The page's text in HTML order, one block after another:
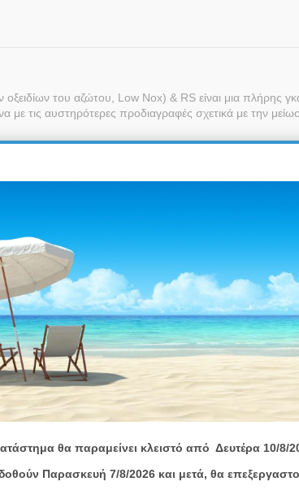
του αζώτου, Low Nox) & RS είναι μια πλήρης
τις αυστηρότερες προδιαγραφές σχετικά με την
16 έως 330 kW.
σειρά Gulliver BS- RS.
ο οποίος υποδεικνύει την κατάσταση λειτουργίας
θορύβου, στην ευκολία της εγκατάστασης και
σύμφωνα με τους ευρωπαϊκούς
23/EEC και απόδοσης 92/42/EEC.
h ή 200kw)
θα παραμείνει κλειστό από Δευτέρα 10/8/
Παρασκευή 7/8/2026 και μετά, θα